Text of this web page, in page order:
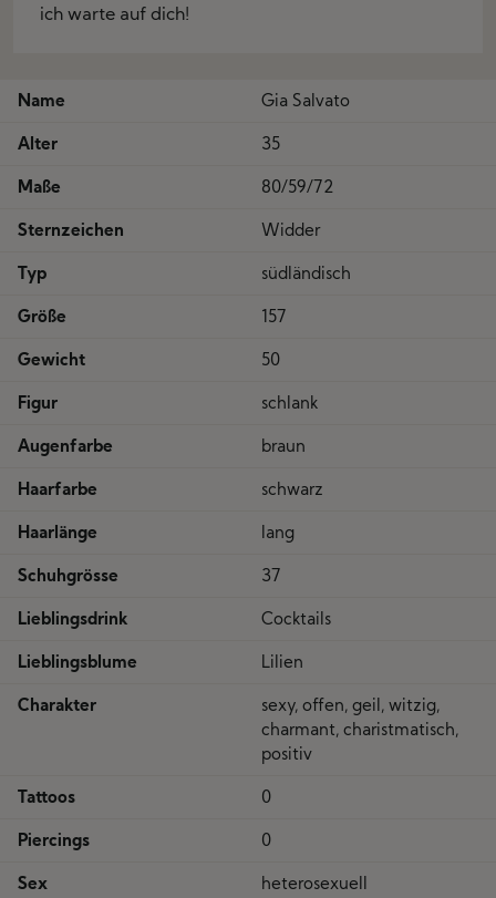
ich warte auf dich!
Name Gia Salvato
Alter 35
Maße 80/59/72
Sternzeichen Widder
Typ südländisch
Größe 157
Gewicht 50
Figur schlank
Augenfarbe braun
Haarfarbe schwarz
Haarlänge lang
Schuhgrösse 37
Lieblingsdrink Cocktails
Lieblingsblume Lilien
Charakter
sexy, offen, geil, witzig,
charmant, charistmatisch,
positiv
Tattoos 0
Piercings 0
Sex heterosexuell